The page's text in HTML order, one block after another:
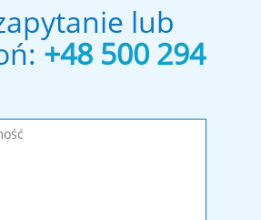
lub
+48 500 294
pola!
wysłana. Dziękujemy!